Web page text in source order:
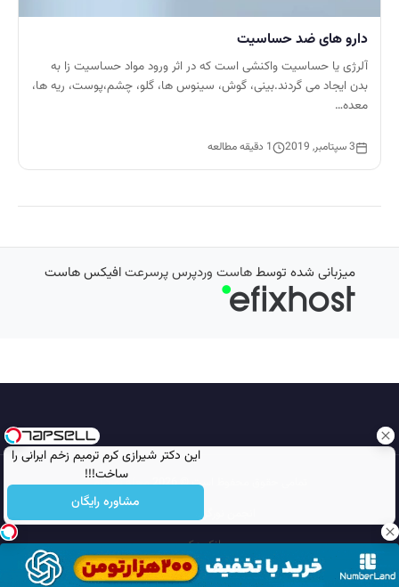
این دکتر شیرازی کرم ترمیم زخم ایرانی را
ساخت!!!
مشاوره رایگان
دارو های ضد حساسیت
آلرژی یا حساسیت واکنشی است که در اثر ورود مواد حساسیت زا به
بدن ایجاد می گردند.بینی، گوش، سینوس ها، گلو، چشم،پوست، ریه ها،
معده…
3 سپتامبر, 2019 1 دقیقه مطالعه
میزبانی شده توسطهاست وردپرس پرسرعتافیکس هاست
تمامی حقوق محفوظ است © 2026
مجله نورگرام
انجمن نورگرام
بانک عکس
سایت هم معنی